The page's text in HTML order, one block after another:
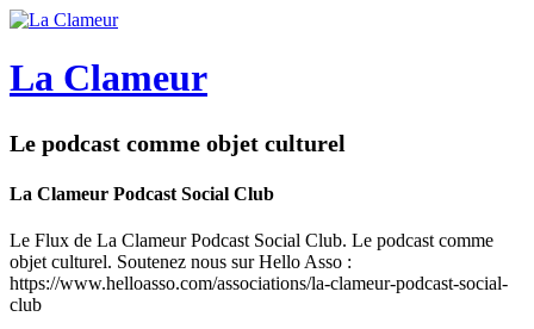
La Clameur
Le podcast comme objet culturel
La Clameur Podcast Social Club
Le Flux de La Clameur Podcast Social Club. Le podcast comme
objet culturel. Soutenez nous sur Hello Asso :
https://www.helloasso.com/associations/la-clameur-podcast-social-
club